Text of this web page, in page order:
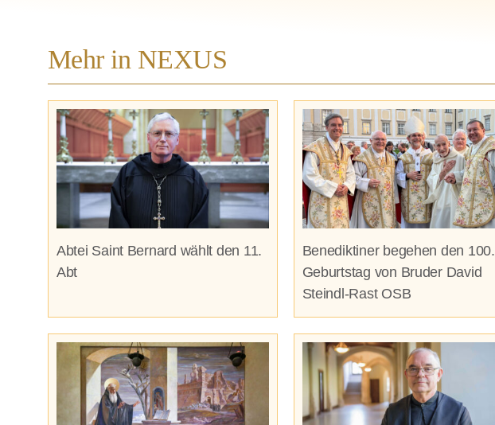
Mehr in NEXUS
Abtei Saint Bernard wählt den 11.
Abt
Benediktiner begehen den 100.
Geburtstag von Bruder David
Steindl-Rast OSB